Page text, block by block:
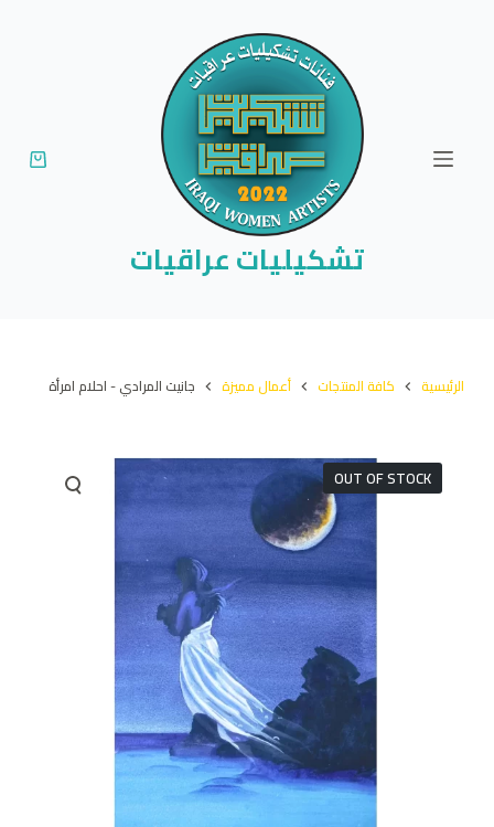
تشكيليات عراقيات
الرئيسية كافة المنتجات أعمال مميزة جانيت المرادي - احلام امرأة
OUT OF STOCK